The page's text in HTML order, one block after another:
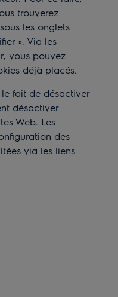
trouverez
les onglets
». Via les
vous pouvez
déjà placés.
fait de désactiver
désactiver
Web. Les
des
via les liens